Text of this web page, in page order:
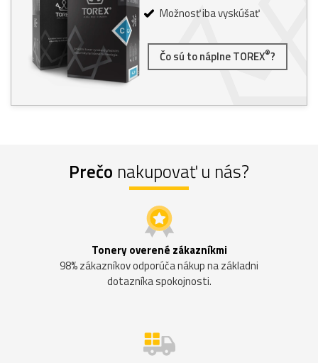
Možnosť iba vyskúšať
Čo sú to náplne TOREX®?
Prečo nakupovať u nás?
Tonery overené zákazníkmi
98% zákazníkov odporúča nákup na základni
dotazníka spokojnosti.